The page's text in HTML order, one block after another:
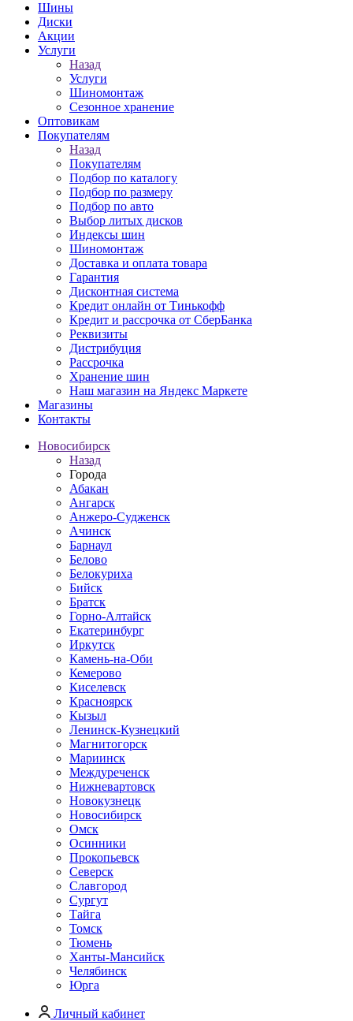
Шины
Диски
Акции
Услуги
Назад
Услуги
Шиномонтаж
Сезонное хранение
Оптовикам
Покупателям
Назад
Покупателям
Подбор по каталогу
Подбор по размеру
Подбор по авто
Выбор литых дисков
Индексы шин
Шиномонтаж
Доставка и оплата товара
Гарантия
Дисконтная система
Кредит онлайн от Тинькофф
Кредит и рассрочка от СберБанка
Реквизиты
Дистрибуция
Рассрочка
Хранение шин
Наш магазин на Яндекс Маркете
Магазины
Контакты
Новосибирск
Назад
Города
Абакан
Ангарск
Анжеро-Судженск
Ачинск
Барнаул
Белово
Белокуриха
Бийск
Братск
Горно-Алтайск
Екатеринбург
Иркутск
Камень-на-Оби
Кемерово
Киселевск
Красноярск
Кызыл
Ленинск-Кузнецкий
Магнитогорск
Мариинск
Междуреченск
Нижневартовск
Новокузнецк
Новосибирск
Омск
Осинники
Прокопьевск
Северск
Славгород
Сургут
Тайга
Томск
Тюмень
Ханты-Мансийск
Челябинск
Юрга
Личный кабинет